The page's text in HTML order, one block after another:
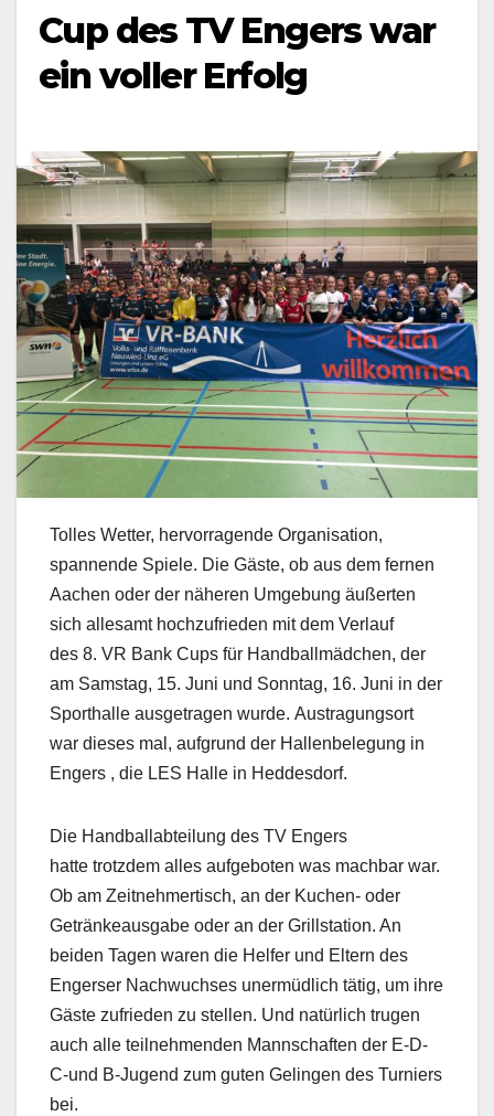
Cup des TV Engers war
ein voller Erfolg
Tolles Wetter, hervorragende Organisation,
spannende Spiele. Die Gäste, ob aus dem fernen
Aachen oder der näheren Umgebung äußerten
sich allesamt hochzufrieden mit dem Verlauf
des 8. VR Bank Cups für Handballmädchen, der
am Samstag, 15. Juni und Sonntag, 16. Juni in der
Sporthalle ausgetragen wurde. Austragungsort
war dieses mal, aufgrund der Hallenbelegung in
Engers , die LES Halle in Heddesdorf.
Die Handballabteilung des TV Engers
hatte trotzdem alles aufgeboten was machbar war.
Ob am Zeitnehmertisch, an der Kuchen- oder
Getränkeausgabe oder an der Grillstation. An
beiden Tagen waren die Helfer und Eltern des
Engerser Nachwuchses unermüdlich tätig, um ihre
Gäste zufrieden zu stellen. Und natürlich trugen
auch alle teilnehmenden Mannschaften der E-D-
C-und B-Jugend zum guten Gelingen des Turniers
bei.